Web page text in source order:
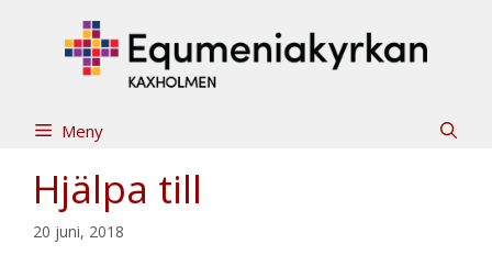
Meny
Hjälpa till
20 juni, 2018